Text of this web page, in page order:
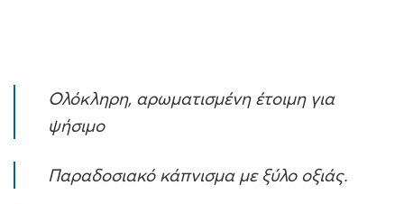
Ολόκληρη, αρωματισμένη έτοιμη για
ψήσιμο
Παραδοσιακό κάπνισμα με ξύλο οξιάς.